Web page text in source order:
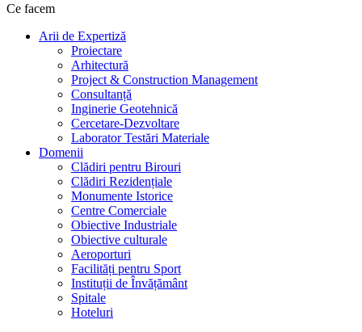
Ce facem
Arii de Expertiză
Proiectare
Arhitectură
Project & Construction Management
Consultanță
Inginerie Geotehnică
Cercetare-Dezvoltare
Laborator Testări Materiale
Domenii
Clădiri pentru Birouri
Clădiri Rezidențiale
Monumente Istorice
Centre Comerciale
Obiective Industriale
Obiective culturale
Aeroporturi
Facilități pentru Sport
Instituții de Învățământ
Spitale
Hoteluri